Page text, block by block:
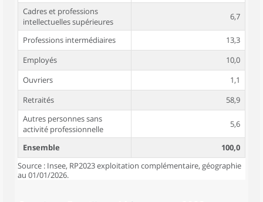
Cadres et professions
intellectuelles supérieures
6,7
Professions intermédiaires
13,3
Employés
10,0
Ouvriers
1,1
Retraités
58,9
Autres personnes sans
activité professionnelle
5,6
Ensemble
100,0
Source : Insee, RP2023 exploitation complémentaire, géographie
au 01/01/2026.